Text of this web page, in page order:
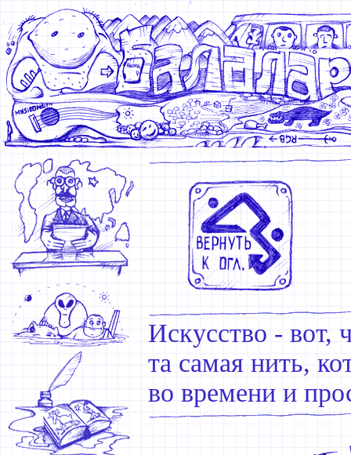
Искусство - вот,
та самая нить,
во времени и